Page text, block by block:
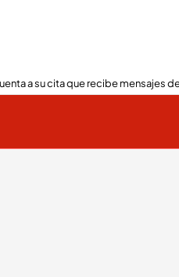
a su cita que recibe mensajes